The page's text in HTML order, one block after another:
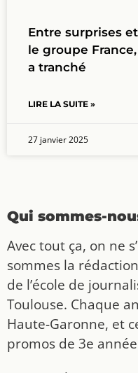
Entre surprises
le groupe
a tranché
LIRE LA SUITE »
27 janvier 2025
Qui sommes-
Avec tout ça, on ne
sommes la
de l’école de
Toulouse. Chaque
Haute-Garonne, et
promos de 3e